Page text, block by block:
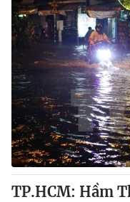
TP.HCM: Hầm